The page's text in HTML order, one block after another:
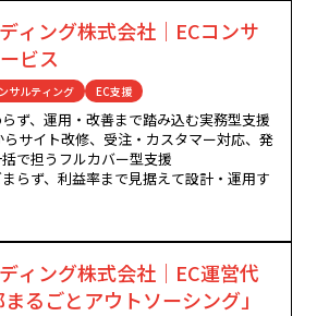
ィング株式会社｜ECコンサ
ビス
サルティング EC支援
ず、運用・改善まで踏み込む実務型支援
らサイト改修、受注・カスタマー対応、発
で担うフルカバー型支援
らず、利益率まで見据えて設計・運用す
ィング株式会社｜EC運営代
るごとアウトソーシング」